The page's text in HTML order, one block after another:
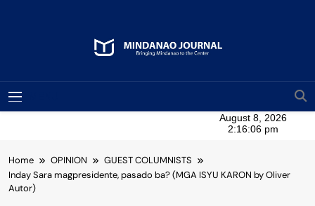
Mindanao Journal
Home OPINION
GUEST COLUMNISTS
Inday Sara magpresidente, pasado ba? (MGA ISYU KARON by Oliver
Autor)